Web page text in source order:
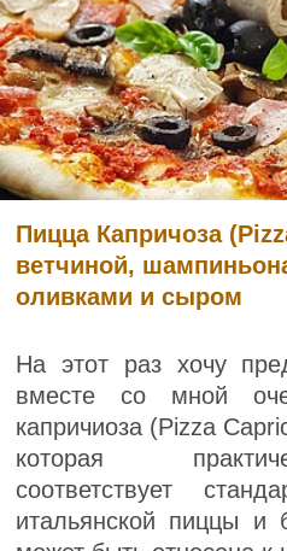
Пицца Капричоза
ветчиной,
оливками и сыром
На этот раз хочу
вместе со мной
капричиоза (Pizza
которая
соответствует
итальянской пиццы и